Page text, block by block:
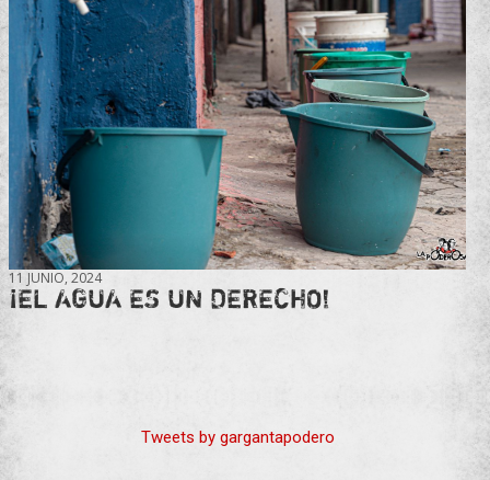
11 JUNIO, 2024
¡EL AGUA ES UN DERECHO!
Tweets by gargantapodero